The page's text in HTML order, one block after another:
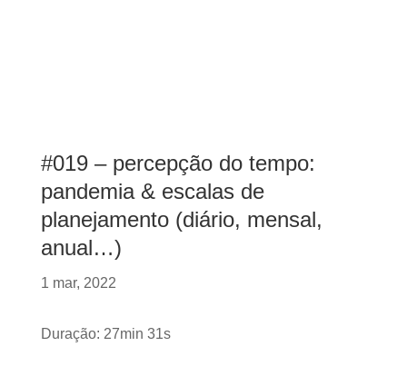
#019 – percepção do tempo:
pandemia & escalas de
planejamento (diário, mensal,
anual…)
1 mar, 2022
Duração: 27min 31s